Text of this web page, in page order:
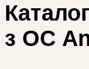
з ОС